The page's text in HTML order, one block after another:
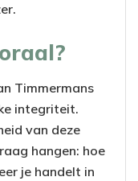
Timmermans
integriteit.
van deze
hangen: hoe
je handelt in